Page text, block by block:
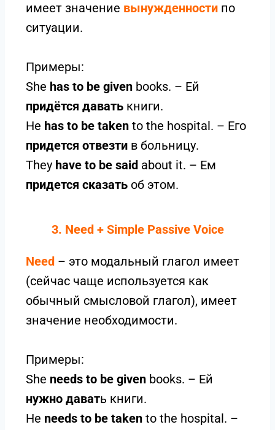
имеет значение вынужденности по
ситуации.
Примеры:
She has to be given books. – Ей
придётся давать книги.
He has to be taken to the hospital. – Его
придется отвезти в больницу.
They have to be said about it. – Ем
придется сказать об этом.
3. Need + Simple Passive Voice
Need – это модальный глагол имеет
(сейчас чаще используется как
обычный смысловой глагол), имеет
значение необходимости.
Примеры:
She needs to be given books. – Ей
нужно давать книги.
He needs to be taken to the hospital. –